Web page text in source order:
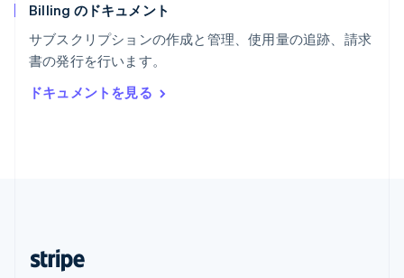
Billing のドキュメント
サブスクリプションの作成と管理、使用量の追跡、請求
書の発行を行います。
ドキュメントを見る
リトアニア
リヒテンシュタイン
DeutschEnglish
ルーマニア
English